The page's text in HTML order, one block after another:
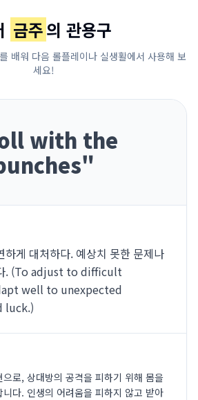
금주의 관용구
배워 다음 롤플레이나 실생활에서 사용해 보
세요!
with the
"
하게 대처하다. 예상치 못한 문제나
. (To adjust to difficult
well to unexpected
luck.)
로, 상대방의 공격을 피하기 위해 몸을
다. 인생의 어려움을 피하지 않고 받아